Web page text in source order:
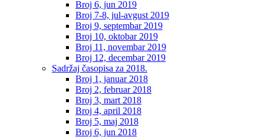
Broj 6, jun 2019
Broj 7-8, jul-avgust 2019
Broj 9, septembar 2019
Broj 10, oktobar 2019
Broj 11, novembar 2019
Broj 12, decembar 2019
Sadržaj časopisa za 2018.
Broj 1, januar 2018
Broj 2, februar 2018
Broj 3, mart 2018
Broj 4, april 2018
Broj 5, maj 2018
Broj 6, jun 2018